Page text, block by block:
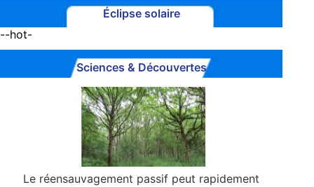
Éclipse solaire
--hot-
Sciences & Découvertes
Le réensauvagement passif peut rapidement